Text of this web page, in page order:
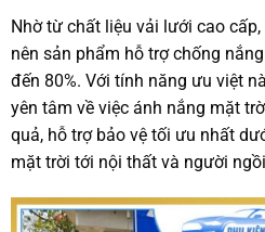
Nhờ từ chất liệu vải lưới cao
nên sản phẩm hỗ trợ chống
đến 80%. Với tính năng ưu việt
yên tâm về việc ánh nắng mặt
quả, hỗ trợ bảo vệ tối ưu nhất
mặt trời tới nội thất và người